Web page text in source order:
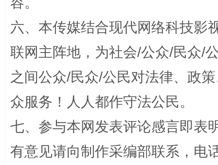
招工难、用工荒背后
网上购药对药下症？
六、本传媒结合现代网络科技影
联网主阵地，为社会/公众/民众/
之间公众/民众/公民对法律、政
众服务！人人都作守法公民。
七、参与本网发表评论感言即表
有意见请向制作采编部联系，电